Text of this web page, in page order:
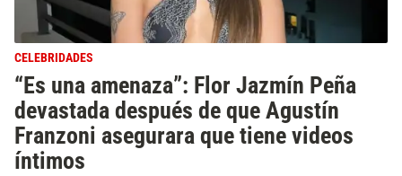
CELEBRIDADES
“Es una amenaza”: Flor Jazmín Peña
devastada después de que Agustín
Franzoni asegurara que tiene videos
íntimos